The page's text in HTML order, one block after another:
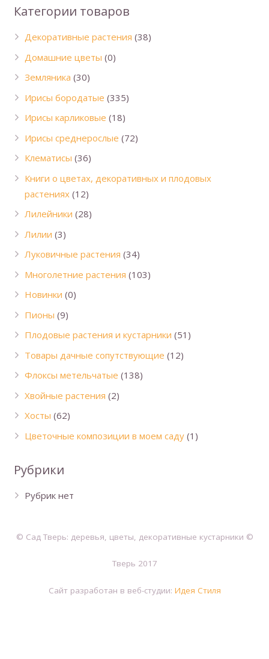
Категории товаров
Декоративные растения (38)
Домашние цветы (0)
Земляника (30)
Ирисы бородатые (335)
Ирисы карликовые (18)
Ирисы среднерослые (72)
Клематисы (36)
Книги о цветах, декоративных и плодовых
растениях (12)
Лилейники (28)
Лилии (3)
Луковичные растения (34)
Многолетние растения (103)
Новинки (0)
Пионы (9)
Плодовые растения и кустарники (51)
Товары дачные сопутствующие (12)
Флоксы метельчатые (138)
Хвойные растения (2)
Хосты (62)
Цветочные композиции в моем саду (1)
Рубрики
Рубрик нет
© Сад Тверь: деревья, цветы, декоративные кустарники ©
Тверь 2017
Сайт разработан в веб-студии: Идея Стиля